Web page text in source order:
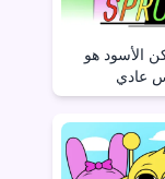
الأسود هو
عادي